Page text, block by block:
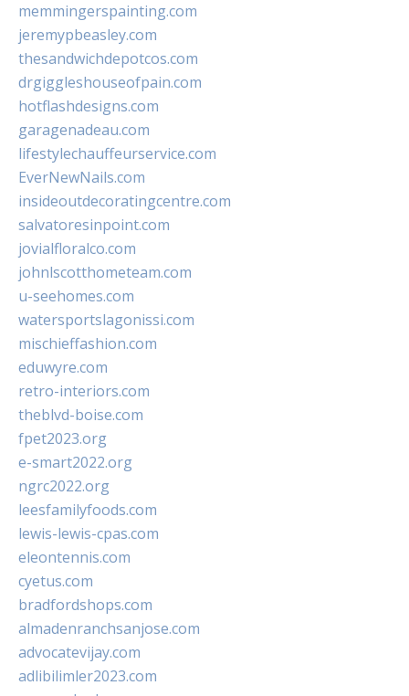
memmingerspainting.com
jeremypbeasley.com
thesandwichdepotcos.com
drgiggleshouseofpain.com
hotflashdesigns.com
garagenadeau.com
lifestylechauffeurservice.com
EverNewNails.com
insideoutdecoratingcentre.com
salvatoresinpoint.com
jovialfloralco.com
johnlscotthometeam.com
u-seehomes.com
watersportslagonissi.com
mischieffashion.com
eduwyre.com
retro-interiors.com
theblvd-boise.com
fpet2023.org
e-smart2022.org
ngrc2022.org
leesfamilyfoods.com
lewis-lewis-cpas.com
eleontennis.com
cyetus.com
bradfordshops.com
almadenranchsanjose.com
advocatevijay.com
adlibilimler2023.com